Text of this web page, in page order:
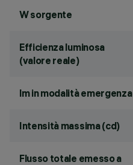
W sorgente
Efficienza luminosa
(valore reale)
lm in modalità emergenza
Intensità massima (cd)
Flusso totale emesso a